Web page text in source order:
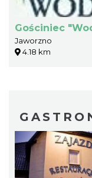
Gościniec
Jaworzno
4.18 km